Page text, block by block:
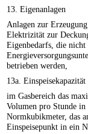
13. Eigenanlagen
Anlagen zur
Elektrizität zur
Eigenbedarfs, die nicht
betrieben werden,
13a. Einspeisekapazität
im Gasbereich das
Volumen pro Stunde in
Normkubikmeter, das
Einspeisepunkt in ein